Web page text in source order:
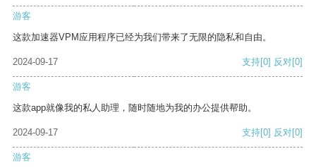
游客
这款加速器VPM应用程序已经为我们带来了无限的隐私和自由。
2024-09-17 支持[0] 反对[0]
游客
这款app就像我的私人助理，随时随地为我的办公提供帮助。
2024-09-17 支持[0] 反对[0]
游客